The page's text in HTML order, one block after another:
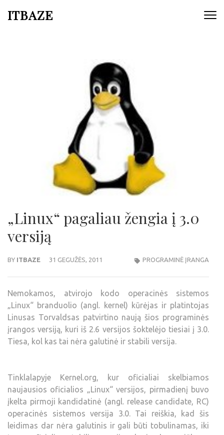
ITBAZE
„Linux“ pagaliau žengia į 3.0
versiją
BY ITBAZE 31 GEGUŽĖS, 2011 PROGRAMINĖ ĮRANGA
Nemokamos, atvirojo kodo operacinės sistemos
„Linux“ branduolio (angl. kernel) kūrėjas ir platintojas
Linusas Torvaldsas patvirtino naują šios programinės
įrangos versiją, kuri iš 2.6 versijos šoktelėjo tiesiai į 3.0.
Tiesa, kol kas tai nėra galutinė ir stabili versija.
Tinklalapyje Kernel.org, kur oficialiai skelbiamos
naujausios oficialios „Linux“ versijos, pirmadienį buvo
įkelta pirmoji kandidatinė (angl. release candidate, RC)
operacinės sistemos versija 3.0. Tai reiškia, kad šis
leidimas dar nėra galutinis ir gali būti tobulinamas, iki